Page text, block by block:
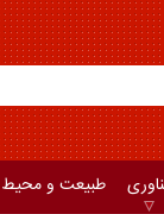
طبیعت و